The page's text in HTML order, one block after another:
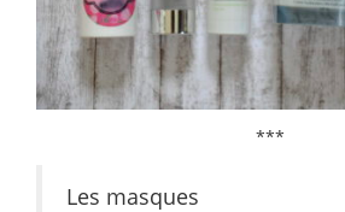
***
Les masques